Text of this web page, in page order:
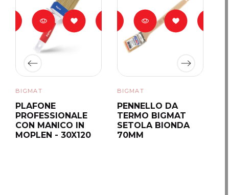
BIGMAT
PLAFONE
PROFESSIONALE
CON MANICO IN
MOPLEN - 30X120
BIGMAT
PENNELLO DA
TERMO BIGMAT
SETOLA BIONDA
70MM